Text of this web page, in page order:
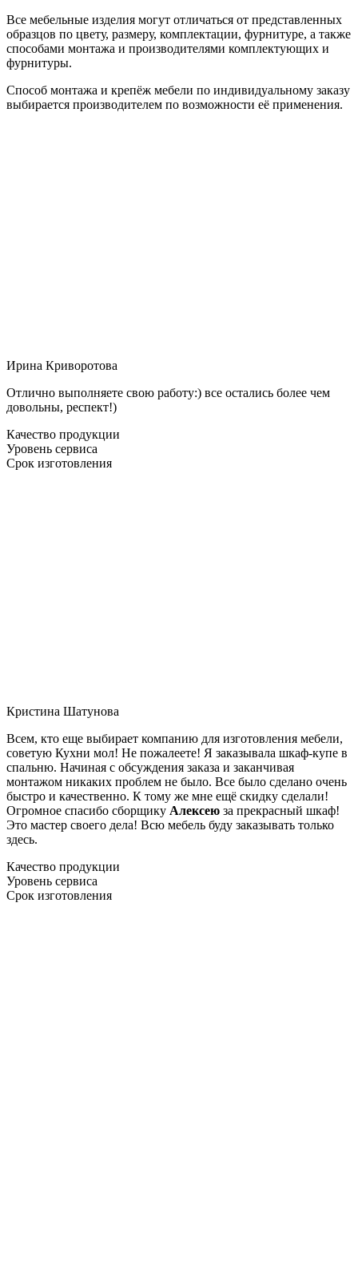
Все мебельные изделия могут отличаться от представленных
образцов по цвету, размеру, комплектации, фурнитуре, а также
способами монтажа и производителями комплектующих и
фурнитуры.
Способ монтажа и крепёж мебели по индивидуальному заказу
выбирается производителем по возможности её применения.
Ирина Криворотова
Отлично выполняете свою работу:) все остались более чем
довольны, респект!)
Качество продукции
Уровень сервиса
Срок изготовления
Кристина Шатунова
Всем, кто еще выбирает компанию для изготовления мебели,
советую Кухни мол! Не пожалеете! Я заказывала шкаф-купе в
спальню. Начиная с обсуждения заказа и заканчивая
монтажом никаких проблем не было. Все было сделано очень
быстро и качественно. К тому же мне ещё скидку сделали!
Огромное спасибо сборщику Алексею за прекрасный шкаф!
Это мастер своего дела! Всю мебель буду заказывать только
здесь.
Качество продукции
Уровень сервиса
Срок изготовления